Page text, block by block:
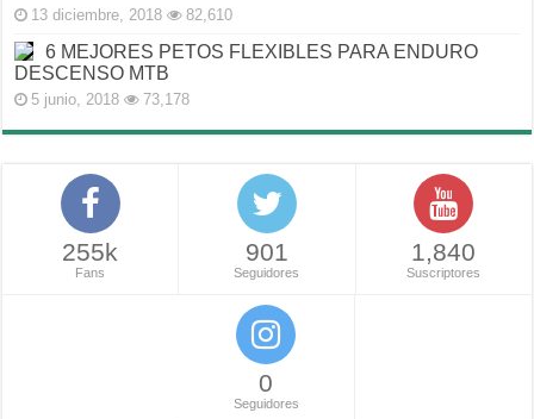
13 diciembre, 2018 82,610
6 MEJORES PETOS FLEXIBLES PARA ENDURO
DESCENSO MTB
5 junio, 2018 73,178
255k
Fans
901
Seguidores
1,840
Suscriptores
0
Seguidores